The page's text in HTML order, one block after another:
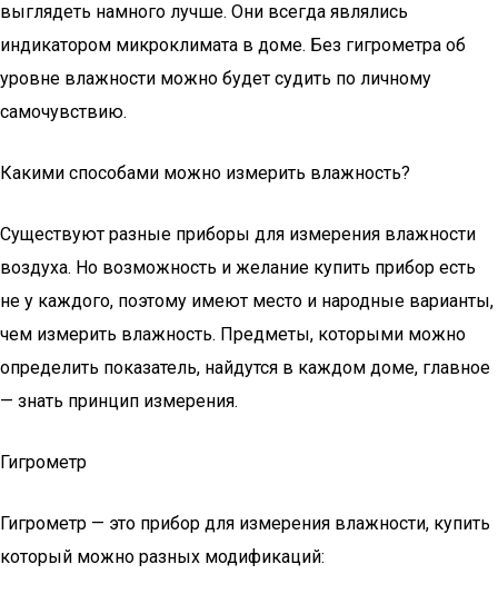
выглядеть намного лучше. Они всегда являлись
индикатором микроклимата в доме. Без гигрометра об
уровне влажности можно будет судить по личному
самочувствию.
Какими способами можно измерить влажность?
Существуют разные приборы для измерения влажности
воздуха. Но возможность и желание купить прибор есть
не у каждого, поэтому имеют место и народные варианты,
чем измерить влажность. Предметы, которыми можно
определить показатель, найдутся в каждом доме, главное
— знать принцип измерения.
Гигрометр
Гигрометр — это прибор для измерения влажности, купить
который можно разных модификаций: